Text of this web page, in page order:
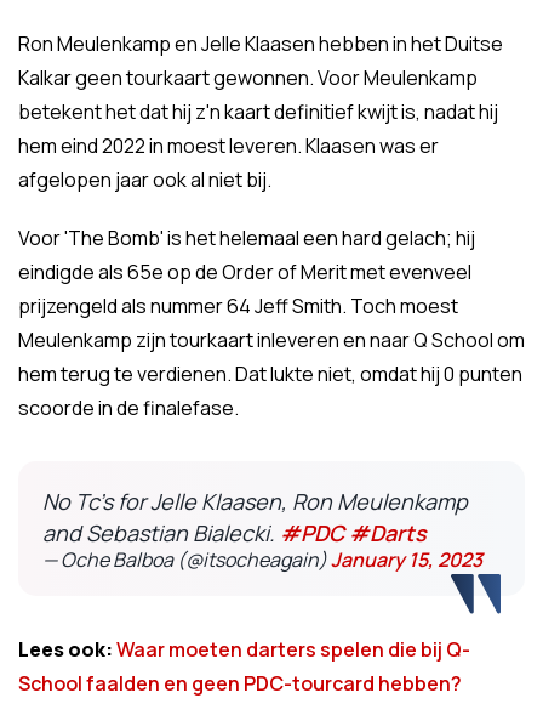
Ron Meulenkamp en Jelle Klaasen hebben in het Duitse
Kalkar geen tourkaart gewonnen. Voor Meulenkamp
betekent het dat hij z'n kaart definitief kwijt is, nadat hij
hem eind 2022 in moest leveren. Klaasen was er
afgelopen jaar ook al niet bij.
Voor 'The Bomb' is het helemaal een hard gelach; hij
eindigde als 65e op de Order of Merit met evenveel
prijzengeld als nummer 64 Jeff Smith. Toch moest
Meulenkamp zijn tourkaart inleveren en naar Q School om
hem terug te verdienen. Dat lukte niet, omdat hij 0 punten
scoorde in de finalefase.
No Tc's for Jelle Klaasen, Ron Meulenkamp
and Sebastian Bialecki. #PDC #Darts
— Oche Balboa (@itsocheagain)January 15, 2023
Lees ook:Waar moeten darters spelen die bij Q-
School faalden en geen PDC-tourcard hebben?